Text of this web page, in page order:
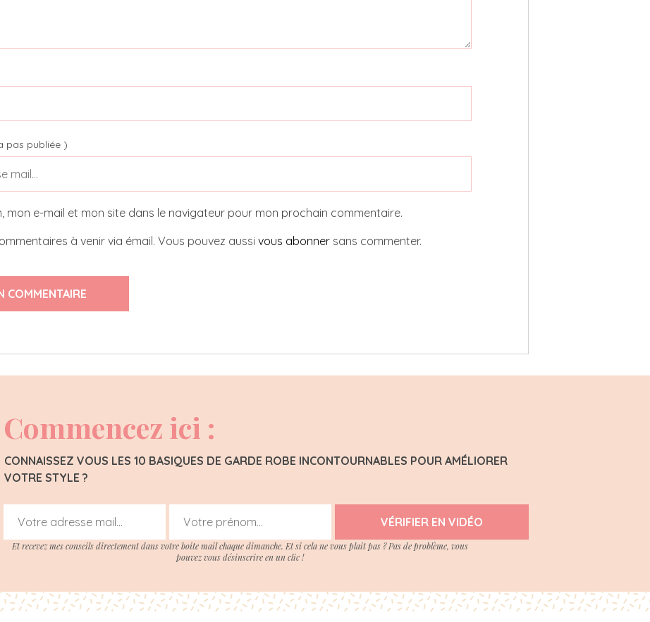
pas publiée )
mon e-mail et mon site dans le navigateur pour mon prochain commentaire.
à venir via émail. Vous pouvez aussi vous abonner sans commenter.
COMMENTAIRE
Commencez ici :
CONNAISSEZ VOUS LES 10 BASIQUES DE GARDE ROBE INCONTOURNABLES POUR AMÉLIORER
VOTRE STYLE ?
VÉRIFIER EN VIDÉO
Et recevez mes conseils directement dans votre boite mail chaque dimanche. Et si cela ne vous plait pas ? Pas de problème, vous
pouvez vous désinscrire en un clic !